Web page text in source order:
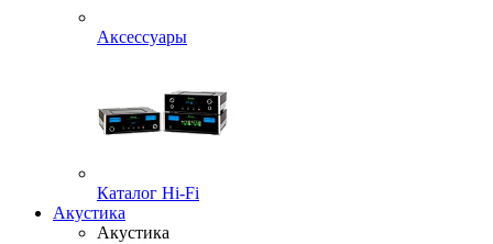
Аксессуары
Каталог Hi-Fi
Акустика
Акустика